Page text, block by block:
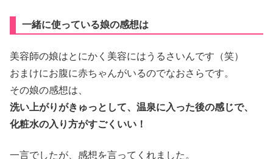
一緒に使っている娘の感想は
美容師の娘はとにかく美容にはうるさいんです（笑）
おまけにお腹に赤ちゃんがいるのでなおさらです。
その娘の感想は、
洗い上がりがきゅっとして、温泉に入った後の感じで、
化粧水の入り方がすごくいい！
一言でしたが、感想を言ってくれました。